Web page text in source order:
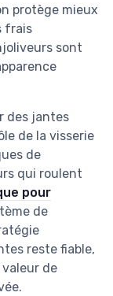
protège mieux
frais
sont
des jantes
de la visserie
de
qui roulent
pour
de
reste fiable,
de